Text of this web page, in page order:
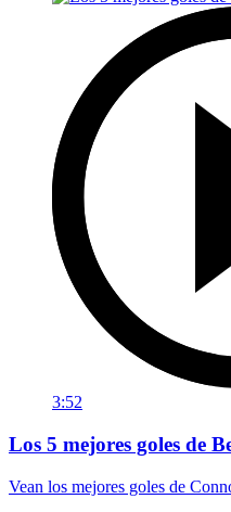
3:52
Los 5 mejores goles de
Vean los mejores goles de